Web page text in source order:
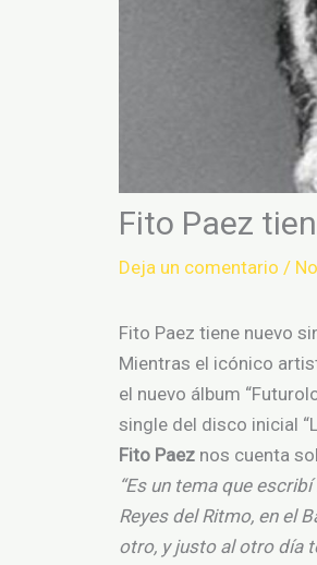
Fito Paez
Deja un comentario /
Fito Paez tiene nuevo
Mientras el icónico
el nuevo álbum
single del disco inicial
Fito Paeznos cuenta
“Es un tema que
Reyes del Ritmo, en el
otro, y justo al otro día